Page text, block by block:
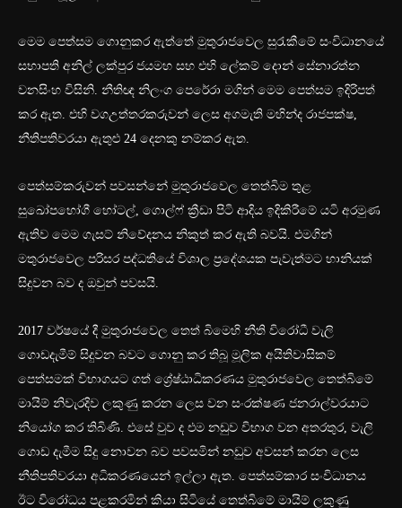
මෙම පෙත්සම ගොනුකර ඇත්තේ මුතුරාජවෙල සුරැකීමේ සංවිධානයේ
සභාපති අනිල් ලක්පුර ජයමහ සහ එහි ලේකම් දොන් සේනාරත්න
වනසිංහ විසිනි. නීතිඥ නිලංග පෙරේරා මගින් මෙම පෙත්සම ඉදිරිපත්
කර ඇත. එහි වගඋත්තරකරුවන් ලෙස අගමැති මහින්ද රාජපක්ෂ,
නීතිපතිවරයා ඇතුළු 24 දෙනකු නම්කර ඇත.
පෙත්සම්කරුවන් පවසන්නේ මුතුරාජවෙල තෙත්බිම තුළ
සුඛෝපභෝගී හෝටල්, ගොල්ෆ් ක්‍රීඩා පිටි ආදිය ඉදිකිරීමේ යටි අරමුණ
ඇතිව මෙම ගැසට් නිවේදනය නිකුත් කර ඇති බවයි. එමගින්
මතුරාජවෙල පරිසර පද්ධතියේ විශාල ප්‍රදේශයක පැවැත්මට හානියක්
සිදුවන බව ද ඔවුන් පවසයි.
2017 වර්ෂ‍යේ දී මුතුරාජවෙල තෙත් බිමෙහි නීති විරෝධී වැලි
ගොඩදැමීම් සිදුවන බවට ගොනු කර තිබූ මූලික අයිතිවාසිකම්
පෙත්සමක් විභාගයට ගත් ශ්‍රේෂ්ඨාධිකරණය මුතුරාජවෙල තෙත්බිමේ
මායිම් නිවැරදිව ලකුණු කරන ලෙස වන සංරක්ෂණ ජනරාල්වරයාට
නියෝග කර තිබිණි. එසේ වුව ද එම නඩුව විභාග වන අතරතුර, වැලි
ගොඩ දැමීම සිදු නොවන බව පවසමින් නඩුව අවසන් කරන ලෙස
නීතිපතිවරයා අධිකරණයෙන් ඉල්ලා ඇත. පෙත්සම්කාර සංවිධානය
ඊට විරෝධය පළකරමින් කියා සිටියේ තෙත්බිමේ මායිම් ලකුණු